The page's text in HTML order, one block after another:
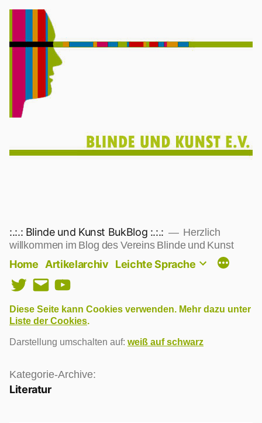
Zum
springen
:.:.: Blinde und Kunst BukBlog :.:.:
Herzlich
willkommen im Blog des Vereins Blinde und Kunst
Home Artikelarchiv Leichte Sprache
TwitterE-
YouTube
Diese Seite kann Cookies verwenden. Mehr dazu unter
Liste der Cookies.
Darstellung umschalten auf: weiß auf schwarz
Kategorie-Archive:
Literatur